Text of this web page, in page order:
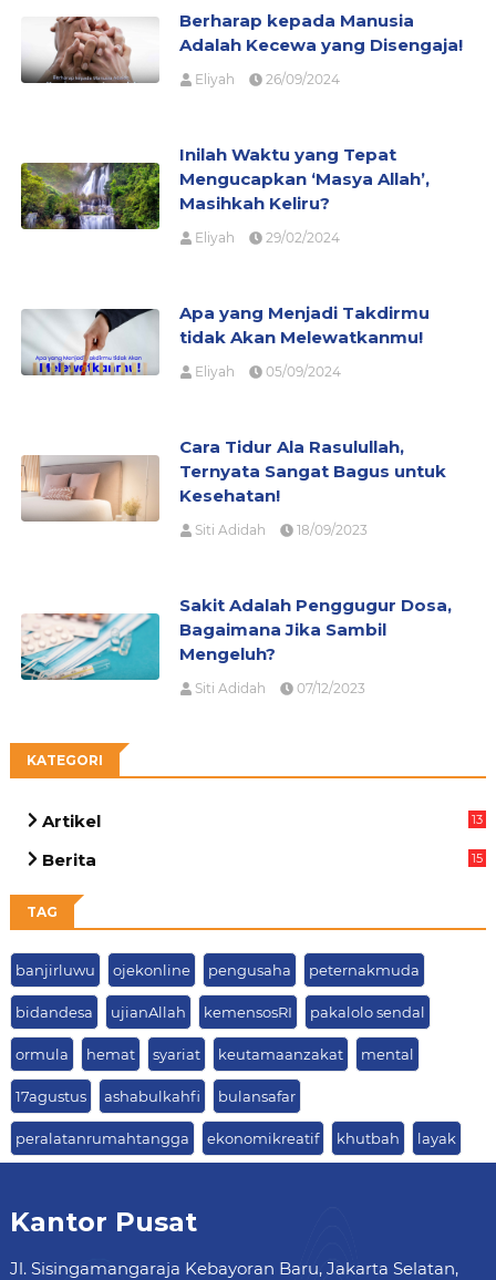
Berharap kepada Manusia
Adalah Kecewa yang Disengaja!
Eliyah 26/09/2024
Inilah Waktu yang Tepat
Mengucapkan ‘Masya Allah’,
Masihkah Keliru?
Eliyah 29/02/2024
Apa yang Menjadi Takdirmu
tidak Akan Melewatkanmu!
Eliyah 05/09/2024
Cara Tidur Ala Rasulullah,
Ternyata Sangat Bagus untuk
Kesehatan!
Siti Adidah 18/09/2023
Sakit Adalah Penggugur Dosa,
Bagaimana Jika Sambil
Mengeluh?
Siti Adidah 07/12/2023
KATEGORI
Artikel
13
Berita
15
TAG
banjirluwu ojekonline pengusaha peternakmuda
bidandesa ujianAllah kemensosRI pakalolo sendal
ormula hemat syariat keutamaanzakat mental
17agustus ashabulkahfi bulansafar
peralatanrumahtangga ekonomikreatif khutbah layak
Kantor Pusat
Jl. Sisingamangaraja Kebayoran Baru, Jakarta Selatan,